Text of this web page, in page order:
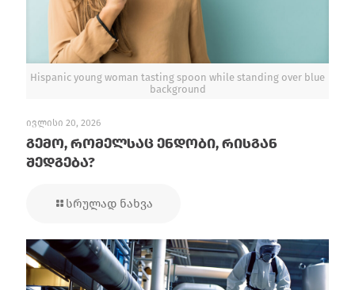
Hispanic young woman tasting spoon while standing over blue
background
ივლისი 20, 2026
გემო, რომელსაც ენდობი, რისგან
შედგება?
სრულად ნახვა